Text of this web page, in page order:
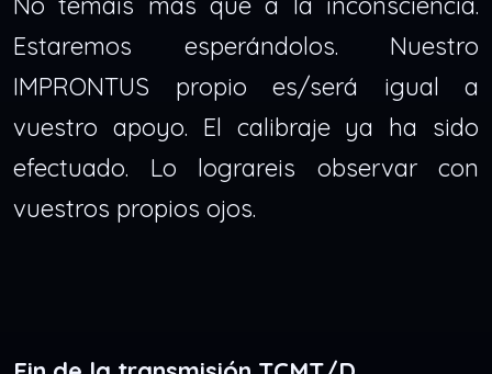
Estaremos esperándolos. Nuestro
IMPRONTUS propio es/será igual a
vuestro apoyo. El calibraje ya ha sido
efectuado. Lo lograreis observar con
vuestros propios ojos.